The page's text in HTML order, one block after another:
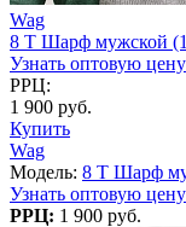
Wag
8 T Шарф мужской
Узнать оптовую цену
РРЦ:
1 900 руб.
Купить
Wag
Модель: 8 T Шарф
Узнать оптовую цену
РРЦ: 1 900 руб.